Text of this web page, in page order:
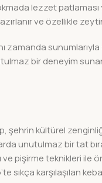
lezzet patlaması
ve özellikle
zamanda
bir deneyim
kültürel
unutulmaz bir tat
pişirme teknikleri ile
sıkça karşılaşılan